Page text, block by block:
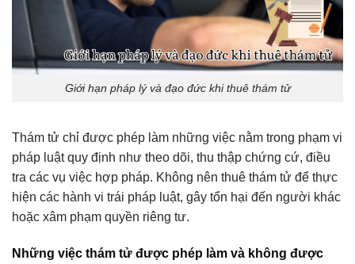
Giới hạn pháp lý và đạo đức khi thuê thám tử
Thám tử chỉ được phép làm những việc nằm trong phạm vi
pháp luật quy định như theo dõi, thu thập chứng cứ, điều
tra các vụ việc hợp pháp. Không nên thuê thám tử để thực
hiện các hành vi trái pháp luật, gây tổn hại đến người khác
hoặc xâm phạm quyền riêng tư.
Những việc thám tử được phép làm và không được